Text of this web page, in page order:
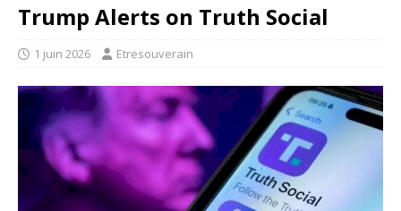
Trump Alerts on Truth Social
1 juin 2026 Etresouverain